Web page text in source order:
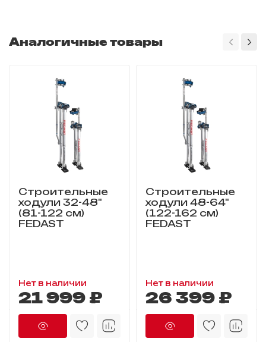
Аналогичные товары
Строительные
ходули 32-48"
(81-122 см)
FEDAST
Нет в наличии
21 999 ₽
Строительные
ходули 48-64"
(122-162 см)
FEDAST
Нет в наличии
26 399 ₽